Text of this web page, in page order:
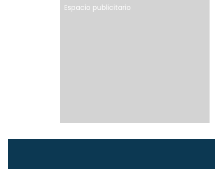
Espacio publicitario